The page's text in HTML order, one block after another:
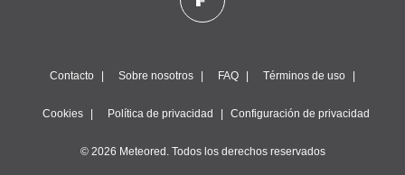
Contacto Sobre nosotros FAQ Términos de uso
Cookies Política de privacidad Configuración de privacidad
© 2026 Meteored. Todos los derechos reservados